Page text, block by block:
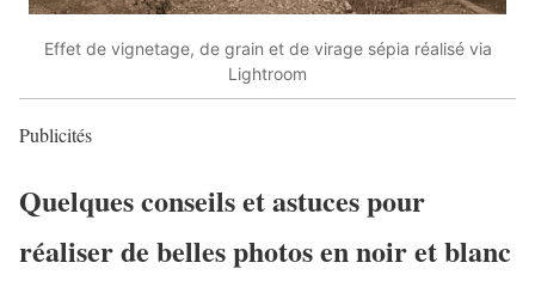
Effet de vignetage, de grain et de virage sépia réalisé via
Lightroom
Publicités
Quelques conseils et astuces pour
réaliser de belles photos en noir et blanc